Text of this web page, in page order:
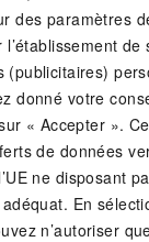
aux
de bouger à
à prix
sur l’essentiel
mouvement.
des paramètres
de
(publicitaires)
donné votre
« Accepter ».
de données
ne disposant
En
n’autoriser